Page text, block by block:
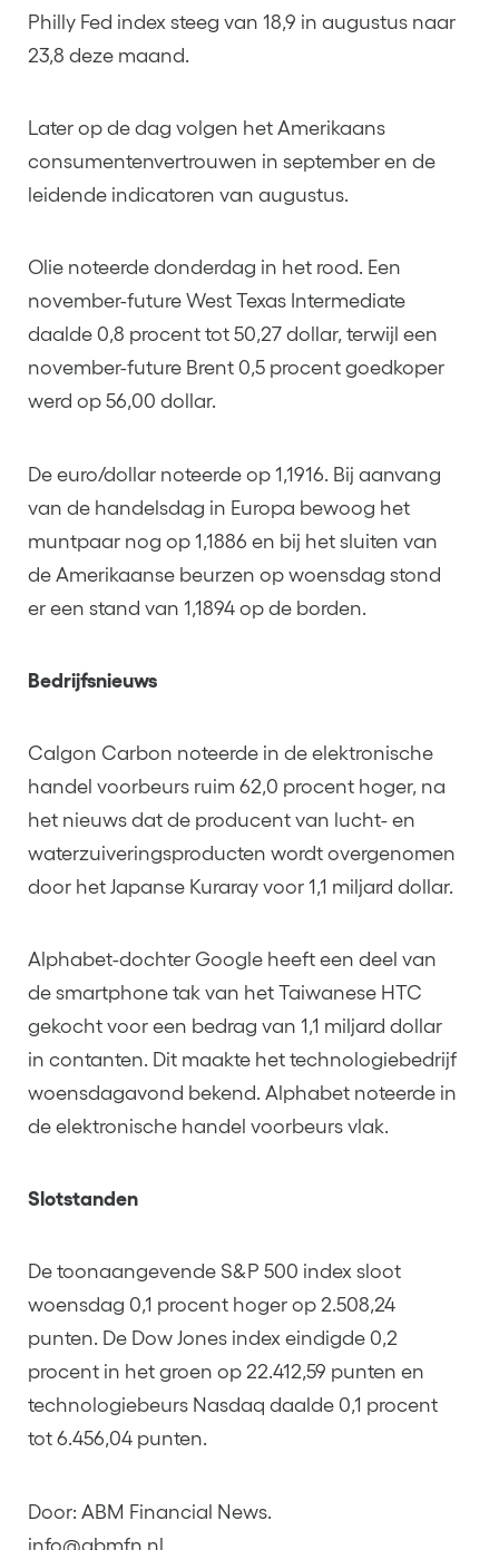
Philly Fed index steeg van 18,9 in augustus naar
23,8 deze maand.
Later op de dag volgen het Amerikaans
consumentenvertrouwen in september en de
leidende indicatoren van augustus.
Olie noteerde donderdag in het rood. Een
november-future West Texas Intermediate
daalde 0,8 procent tot 50,27 dollar, terwijl een
november-future Brent 0,5 procent goedkoper
werd op 56,00 dollar.
De euro/dollar noteerde op 1,1916. Bij aanvang
van de handelsdag in Europa bewoog het
muntpaar nog op 1,1886 en bij het sluiten van
de Amerikaanse beurzen op woensdag stond
er een stand van 1,1894 op de borden.
Bedrijfsnieuws
Calgon Carbon noteerde in de elektronische
handel voorbeurs ruim 62,0 procent hoger, na
het nieuws dat de producent van lucht- en
waterzuiveringsproducten wordt overgenomen
door het Japanse Kuraray voor 1,1 miljard dollar.
Alphabet-dochter Google heeft een deel van
de smartphone tak van het Taiwanese HTC
gekocht voor een bedrag van 1,1 miljard dollar
in contanten. Dit maakte het technologiebedrijf
woensdagavond bekend. Alphabet noteerde in
de elektronische handel voorbeurs vlak.
Slotstanden
De toonaangevende S&P 500 index sloot
woensdag 0,1 procent hoger op 2.508,24
punten. De Dow Jones index eindigde 0,2
procent in het groen op 22.412,59 punten en
technologiebeurs Nasdaq daalde 0,1 procent
tot 6.456,04 punten.
Door: ABM Financial News.
info@abmfn.nl